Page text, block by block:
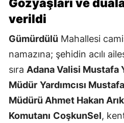
Gözyaşları ve
verildi
Gümürdülü Mahallesi
namazına; şehidin acılı
sıra Adana Valisi Mustafa
Müdür Yardımcısı
Müdürü Ahmet Hakan
Komutanı CoşkunSel,